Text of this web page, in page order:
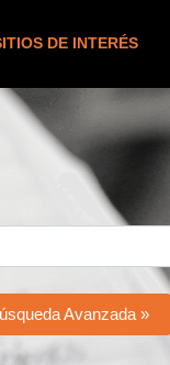
DE INTERÉS
Avanzada »